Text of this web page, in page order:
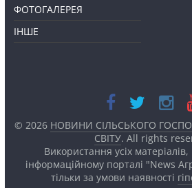
ФОТОГАЛЕРЕЯ
ІНШЕ
© 2026 НОВИНИ СІЛЬСЬКОГО
СВІТУ. All rights
Використання усіх
інформаційному порталі "News
тільки за умови наявності